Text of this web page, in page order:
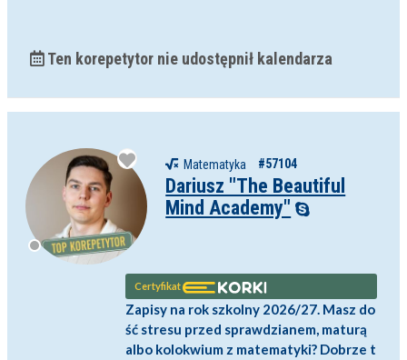
Ten korepetytor nie udostępnił kalendarza
Matematyka #57104
Dariusz "The Beautiful
Mind Academy"
Certyfikat
Zapisy na rok szkolny 2026/27. Masz do
ść stresu przed sprawdzianem, maturą
albo kolokwium z matematyki? Dobrze t